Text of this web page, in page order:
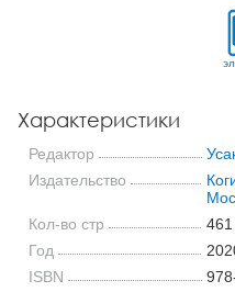
Характеристики
Редактор
Издательство
Кол-во стр
461
Год
ISBN